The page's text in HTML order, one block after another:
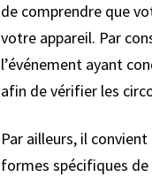
de comprendre que
votre appareil. Par
l’événement ayant
afin de vérifier les
Par ailleurs, il
formes spécifiques